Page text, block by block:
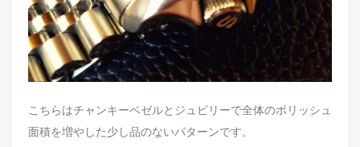
こちらはチャンキーベゼルとジュビリーで全体のポリッシュ
面積を増やした少し品のないパターンです。